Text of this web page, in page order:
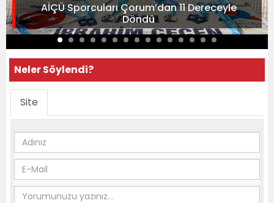
AİÇÜ Sporcuları Çorum’dan 11 Dereceyle
Döndü
Neler Söylendi?
Site